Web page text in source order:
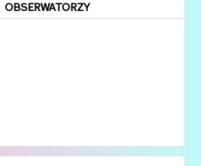
OBSERWATORZY